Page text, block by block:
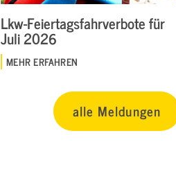
Lkw-Feiertagsfahrverbote für
Juli 2026
MEHR ERFAHREN
alle Meldungen